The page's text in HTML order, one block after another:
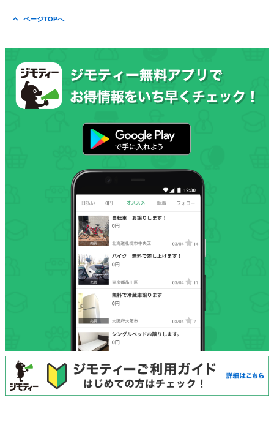
ページTOPへ